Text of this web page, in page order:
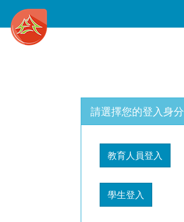
請選擇您的登入身分
教育人員登入
學生登入